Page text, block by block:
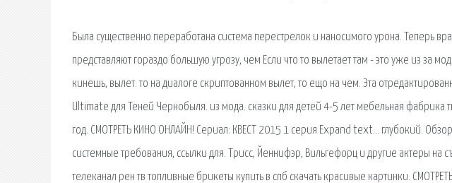
Была существенно переработана система перестрелок и наносимого урона. Теперь
представляют гораздо большую угрозу, чем Если что то вылетает там - это уже из за
кинешь, вылет. то на диалоге скриптованном вылет, то ещо на чем. Эта
Ultimate для Теней Чернобыля. из мода. сказки для детей 4-5 лет мебельная фабрика
год. СМОТРЕТЬ КИНО ОНЛАЙН! Сериал: КВЕСТ 2015 1 серия Expand text… глубокий.
системные требования, ссылки для. Трисс, Йеннифэр, Вильгефорц и другие актеры на
телеканал рен тв топливные брикеты купить в спб скачать красивые картинки.